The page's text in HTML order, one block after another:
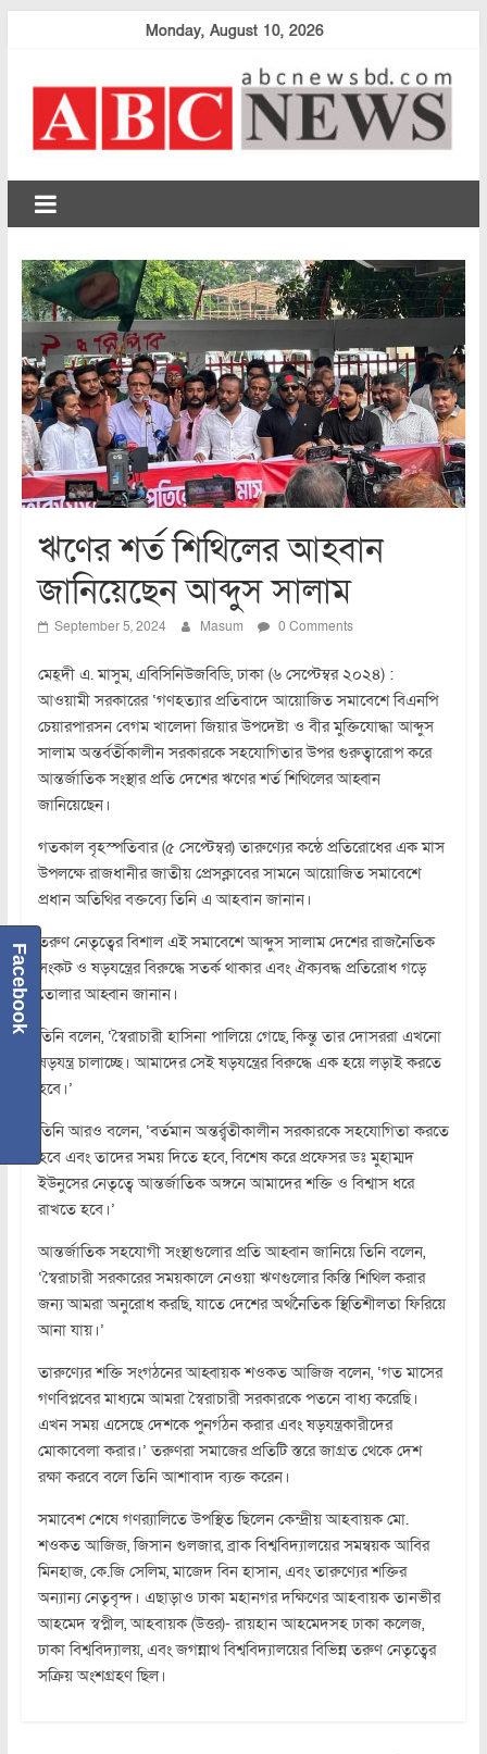
Monday, August 10, 2026
abcnewsbd
ঋণের শর্ত শিথিলের আহবান
জানিয়েছেন আব্দুস সালাম
September 5, 2024 Masum 0 Comments
মেহ্দী এ. মাসুম, এবিসিনিউজবিডি, ঢাকা (৬ সেপ্টেম্বর ২০২৪) :
আওয়ামী সরকারের ‘গণহত্যার প্রতিবাদে আয়োজিত সমাবেশে বিএনপি
চেয়ারপারসন বেগম খালেদা জিয়ার উপদেষ্টা ও বীর মুক্তিযোদ্ধা আব্দুস
সালাম অন্তর্বর্তীকালীন সরকারকে সহযোগিতার উপর গুরুত্বারোপ করে
আন্তর্জাতিক সংস্থার প্রতি দেশের ঋণের শর্ত শিথিলের আহ্বান
জানিয়েছেন।
গতকাল বৃহস্পতিবার (৫ সেপ্টেম্বর) তারুণ্যের কন্ঠে প্রতিরোধের এক মাস
উপলক্ষে রাজধানীর জাতীয় প্রেসক্লাবের সামনে আয়োজিত সমাবেশে
প্রধান অতিথির বক্তব্যে তিনি এ আহবান জানান।
তরুণ নেতৃত্বের বিশাল এই সমাবেশে আব্দুস সালাম দেশের রাজনৈতিক
সংকট ও ষড়যন্ত্রের বিরুদ্ধে সতর্ক থাকার এবং ঐক্যবদ্ধ প্রতিরোধ গড়ে
তোলার আহ্বান জানান।
তিনি বলেন, ‘স্বৈরাচারী হাসিনা পালিয়ে গেছে, কিন্তু তার দোসররা এখনো
ষড়যন্ত্র চালাচ্ছে। আমাদের সেই ষড়যন্ত্রের বিরুদ্ধে এক হয়ে লড়াই করতে
হবে।’
তিনি আরও বলেন, ‘বর্তমান অন্তর্র্বতীকালীন সরকারকে সহযোগিতা করতে
হবে এবং তাদের সময় দিতে হবে, বিশেষ করে প্রফেসর ডঃ মুহাম্মদ
ইউনুসের নেতৃত্বে আন্তর্জাতিক অঙ্গনে আমাদের শক্তি ও বিশ্বাস ধরে
রাখতে হবে।’
আন্তর্জাতিক সহযোগী সংস্থাগুলোর প্রতি আহ্বান জানিয়ে তিনি বলেন,
‘স্বৈরাচারী সরকারের সময়কালে নেওয়া ঋণগুলোর কিস্তি শিথিল করার
জন্য আমরা অনুরোধ করছি, যাতে দেশের অর্থনৈতিক স্থিতিশীলতা ফিরিয়ে
আনা যায়।’
তারুণ্যের শক্তি সংগঠনের আহ্বায়ক শওকত আজিজ বলেন, ‘গত মাসের
গণবিপ্লবের মাধ্যমে আমরা স্বৈরাচারী সরকারকে পতনে বাধ্য করেছি।
এখন সময় এসেছে দেশকে পুনর্গঠন করার এবং ষড়যন্ত্রকারীদের
মোকাবেলা করার।’ তরুণরা সমাজের প্রতিটি স্তরে জাগ্রত থেকে দেশ
রক্ষা করবে বলে তিনি আশাবাদ ব্যক্ত করেন।
সমাবেশ শেষে গণর‍্যালিতে উপস্থিত ছিলেন কেন্দ্রীয় আহবায়ক মো.
শওকত আজিজ, জিসান গুলজার, ব্রাক বিশ্ববিদ্যালয়ের সমন্বয়ক আবির
মিনহাজ, কে.জি সেলিম, মাজেদ বিন হাসান, এবং তারুণ্যের শক্তির
অন্যান্য নেতৃবৃন্দ। এছাড়াও ঢাকা মহানগর দক্ষিণের আহবায়ক তানভীর
আহমেদ স্বপ্নীল, আহবায়ক (উত্তর)- রায়হান আহমেদসহ ঢাকা কলেজ,
ঢাকা বিশ্ববিদ্যালয়, এবং জগন্নাথ বিশ্ববিদ্যালয়ের বিভিন্ন তরুণ নেতৃত্বের
সক্রিয় অংশগ্রহণ ছিল।
Facebook